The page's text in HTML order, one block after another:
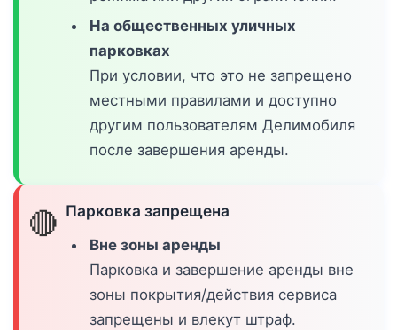
На общественных уличных
парковках
При условии, что это не запрещено
местными правилами и доступно
другим пользователям Делимобиля
после завершения аренды.
🔴 Парковка запрещена
Вне зоны аренды
Парковка и завершение аренды вне
зоны покрытия/действия сервиса
запрещены и влекут штраф.